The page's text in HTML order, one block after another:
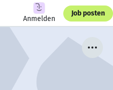
Anmelden
Job posten